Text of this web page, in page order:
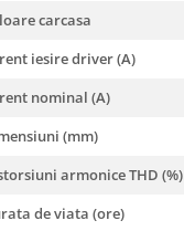
carcasa
iesire driver (A)
nominal (A)
(mm)
armonice THD (%)
de viata (ore)